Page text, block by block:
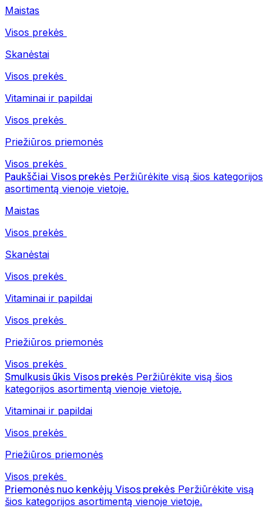
Maistas
Visos prekės
Skanėstai
Visos prekės
Vitaminai ir papildai
Visos prekės
Priežiūros priemonės
Visos prekės
Paukščiai Visos prekės Peržiūrėkite visą šios kategorijos
asortimentą vienoje vietoje.
Maistas
Visos prekės
Skanėstai
Visos prekės
Vitaminai ir papildai
Visos prekės
Priežiūros priemonės
Visos prekės
Smulkusis ūkis Visos prekės Peržiūrėkite visą šios
kategorijos asortimentą vienoje vietoje.
Vitaminai ir papildai
Visos prekės
Priežiūros priemonės
Visos prekės
Priemonės nuo kenkėjų Visos prekės Peržiūrėkite visą
šios kategorijos asortimentą vienoje vietoje.